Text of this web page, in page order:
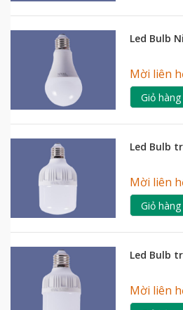
Led Bulb
Mời liên
Giỏ hàng
Led Bulb
Mời liên
Giỏ hàng
Led Bulb
Mời liên